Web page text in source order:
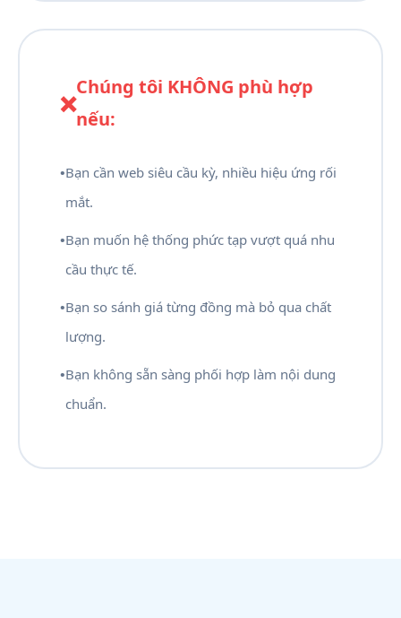
❌
Chúng tôi KHÔNG phù hợp
nếu:
•Bạn cần web siêu cầu kỳ, nhiều hiệu ứng rối
mắt.
•Bạn muốn hệ thống phức tạp vượt quá nhu
cầu thực tế.
•Bạn so sánh giá từng đồng mà bỏ qua chất
lượng.
•Bạn không sẵn sàng phối hợp làm nội dung
chuẩn.